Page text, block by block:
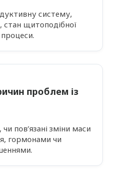
систему,
стан щитоподібної
процеси.
проблем із
пов’язані зміни маси
гормонами чи